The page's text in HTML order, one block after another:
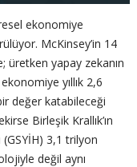
ekonomiye
McKinsey’in 14
yapay zekanın
yıllık 2,6
değer katabileceği
Birleşik Krallık’ın
(GSYİH) 3,1 trilyon
değil aynı